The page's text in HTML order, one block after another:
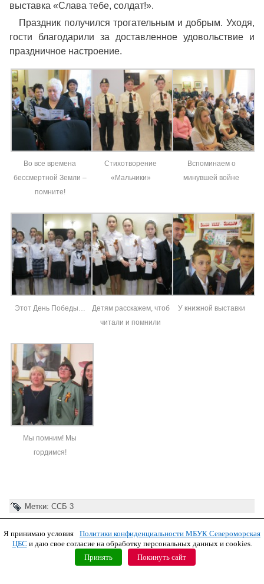
выставка «Слава тебе, солдат!».
Праздник получился трогательным и добрым. Уходя,
гости благодарили за доставленное удовольствие и
праздничное настроение.
Во все времена
бессмертной Земли –
помните!
Стихотворение
«Мальчики»
Вспоминаем о
минувшей войне
Этот День Победы…
Детям расскажем, чтоб
читали и помнили
У книжной выставки
Мы помним! Мы
гордимся!
Метки: ССБ 3
Copyright © 2011 МБУК СЦБС
Я принимаю условия
Политики конфиденциальности МБУК Североморская
ЦБС и даю свое согласие на обработку персональных данных и cookies.
Принять
Покинуть сайт